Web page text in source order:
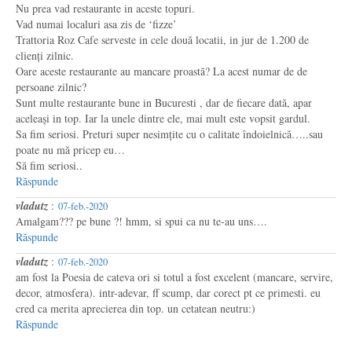
Nu prea vad restaurante in aceste topuri.
Vad numai localuri asa zis de ‘fizze’
Trattoria Roz Cafe serveste in cele două locatii, in jur de 1.200 de
clienți zilnic.
Oare aceste restaurante au mancare proastă? La acest numar de de
persoane zilnic?
Sunt multe restaurante bune in Bucuresti , dar de fiecare dată, apar
aceleași in top. Iar la unele dintre ele, mai mult este vopsit gardul.
Sa fim seriosi. Preturi super nesimțite cu o calitate îndoielnică…..sau
poate nu mă pricep eu…
Să fim seriosi..
Răspunde
vladutz : 07-feb.-2020
Amalgam??? pe bune ?! hmm, si spui ca nu te-au uns….
Răspunde
vladutz : 07-feb.-2020
am fost la Poesia de cateva ori si totul a fost excelent (mancare, servire,
decor, atmosfera). intr-adevar, ff scump, dar corect pt ce primesti. eu
cred ca merita aprecierea din top. un cetatean neutru:)
Răspunde